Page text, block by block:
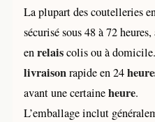
La plupart des coutelleries
sécurisé sous 48 à 72
enrelaiscolis ou à
livraisonrapide en 24
avant une certaineheure.
L’emballage inclut